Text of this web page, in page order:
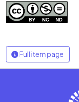
Full item page